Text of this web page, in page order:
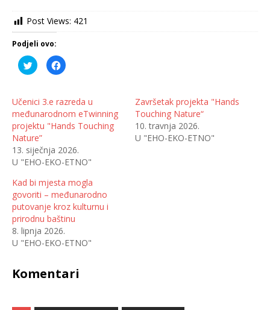
Post Views: 421
Podjeli ovo:
P
o
e
l
i
n
a
T
w
i
t
t
r
u
(
O
t
v
a
r
a
s
o
v
K
l
m
p
o
i
l
t
n
a
F
a
c
e
b
o
o
k
t
v
Učenici 3.e razreda u
međunarodnom eTwinning
projektu "Hands Touching
Nature”
13. siječnja 2026.
U "EHO-EKO-ETNO"
Završetak projekta "Hands
Touching Nature“
10. travnja 2026.
U "EHO-EKO-ETNO"
Kad bi mjesta mogla
govoriti – međunarodno
putovanje kroz kulturnu i
prirodnu baštinu
8. lipnja 2026.
U "EHO-EKO-ETNO"
Komentari